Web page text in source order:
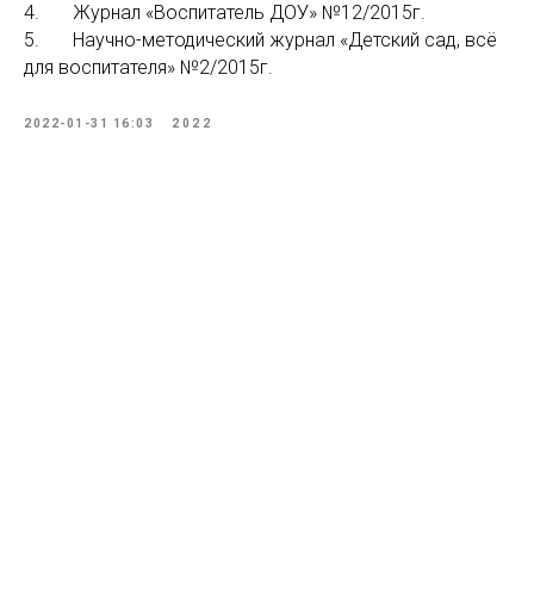
4. Журнал «Воспитатель ДОУ» №12/2015г.
5. Научно-методический журнал «Детский сад, всё
для воспитателя» №2/2015г.
2022-01-31 16:03 2022